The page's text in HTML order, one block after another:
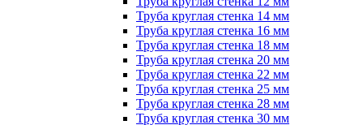
Труба круглая стенка 14 мм
Труба круглая стенка 16 мм
Труба круглая стенка 18 мм
Труба круглая стенка 20 мм
Труба круглая стенка 22 мм
Труба круглая стенка 25 мм
Труба круглая стенка 28 мм
Труба круглая стенка 30 мм